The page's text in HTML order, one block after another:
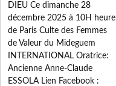
DIEU Ce dimanche 28
décembre 2025 à 10H heure
de Paris Culte des Femmes
de Valeur du Mideguem
INTERNATIONAL Oratrice:
Ancienne Anne-Claude
ESSOLA Lien Facebook :